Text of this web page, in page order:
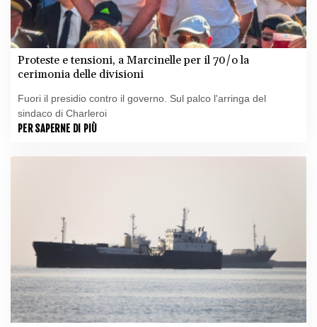
Proteste e tensioni, a Marcinelle per il 70/o la
cerimonia delle divisioni
Fuori il presidio contro il governo. Sul palco l'arringa del
sindaco di Charleroi
PER SAPERNE DI PIÙ